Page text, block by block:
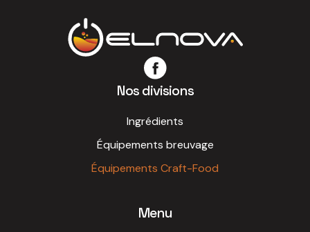
Nos divisions
Ingrédients
Équipements breuvage
Équipements Craft-Food
Menu